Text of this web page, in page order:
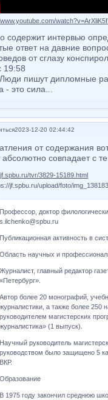
содержит интервью
ответ на давние
от сглазу
19:58
пишут дипломные
- это сила...
2023-12-20 02:44:42
от содержания
абсолютно совпадает с
tvr/3829-15189.html
Профессор, доктор
s.ilchenko@spbu.ru
Публикационная активность в
Область научных и
Журналист, главный редактор
«Петербург».
Автор более 20 монографий,
журналистики, а также более 250
руководителем магистерских
журналистика» (1 выпуск).
Научный руководитель
руководством было защищено 5
ВКР.
Образование
В 1975 году закончил среднюю